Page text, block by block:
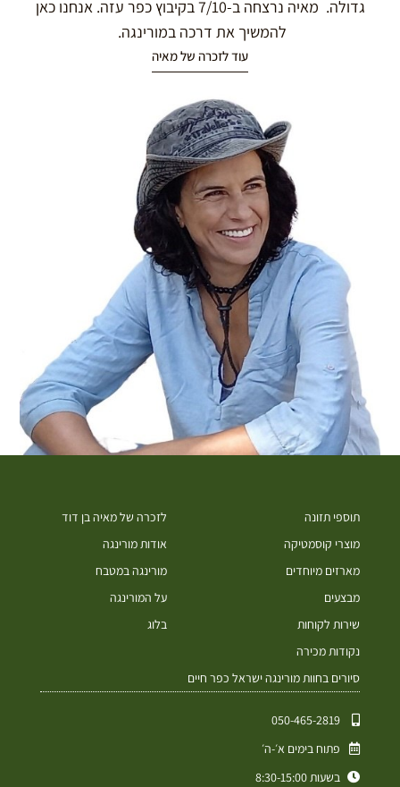
גדולה. מאיה נרצחה ב-7/10 בקיבוץ כפר עזה. אנחנו כאן
להמשיך את דרכה במורינגה.
עוד לזכרה של מאיה
תוספי תזונה
מוצרי קוסמטיקה
מארזים מיוחדים
מבצעים
שירות לקוחות
נקודות מכירה
סיורים בחוות מורינגה ישראל כפר חיים
לזכרה של מאיה בן דוד
אודות מורינגה
מורינגה במטבח
על המורינגה
בלוג
050-465-2819⁩
פתוח בימים א׳-ה׳
בשעות 8:30-15:00